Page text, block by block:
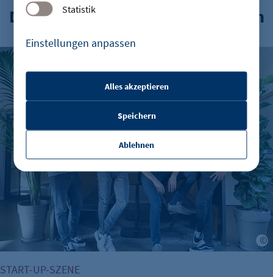
Statistik
Einstellungen anpassen
etracker Sitzungs-Cookie
Anbieter:
etracker GmbH
Zweck:
Opt-In Cookie speichert die Entscheidung des
Besuchers, wenn auf der Seite des Kunden das
Tracking Opt-In ausgespielt wird. Wird auch
Alles akzeptieren
Ablehnen
Speichern
Das könnte Sie auch interessieren
Berliner Fintech Moss erreicht Milliardenbewertung
START-UP-SZENE